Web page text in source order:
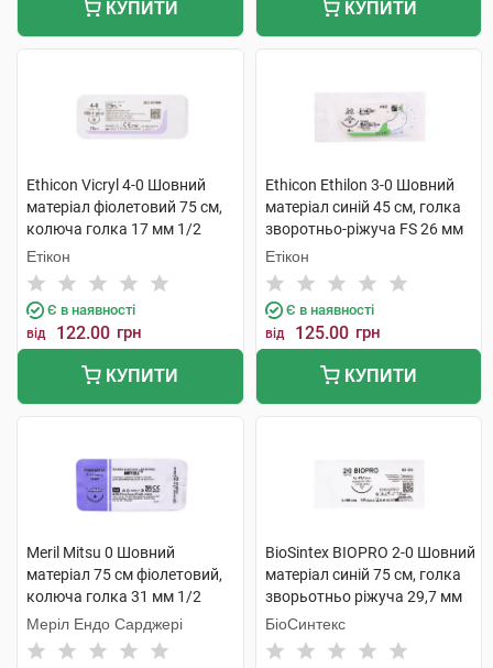
КУПИТИ КУПИТИ
Ethicon Vicryl 4-0 Шовний
матеріал фіолетовий 75 см,
колюча голка 17 мм 1/2
кола W9106 1 шт
Етікон
Є в наявності
від 122.00 грн
КУПИТИ
Ethicon Ethilon 3-0 Шовний
матеріал синій 45 см, голка
зворотньо-ріжуча FS 26 мм
W320 1 шт
Етікон
Є в наявності
від 125.00 грн
КУПИТИ
Meril Mitsu 0 Шовний
матеріал 75 см фіолетовий,
колюча голка 31 мм 1/2
кола PGN109138 1 шт
Меріл Ендо Сарджері
BioSintex BIOPRO 2-0 Шовний
матеріал синій 75 см, голка
зворьотньо ріжуча 29,7 мм
3/8 кола BX364 1 шт
БіоСинтекс